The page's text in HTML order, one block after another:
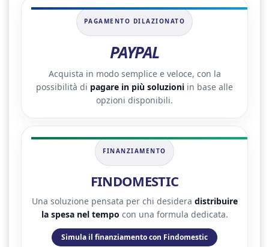
PAGAMENTO DILAZIONATO
PAYPAL
Acquista in modo semplice e veloce, con la
possibilità di pagare in più soluzioni in base alle
opzioni disponibili.
FINANZIAMENTO
FINDOMESTIC
Una soluzione pensata per chi desidera distribuire
la spesa nel tempo con una formula dedicata.
Simula il finanziamento con Findomestic